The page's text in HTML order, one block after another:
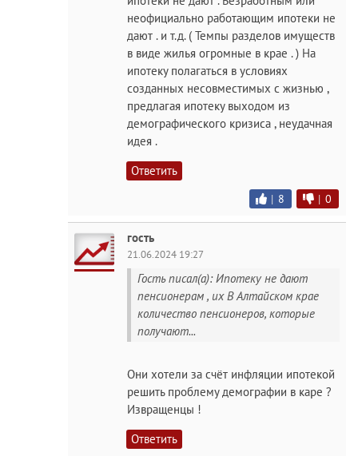
неофициально работающим ипотеки не
дают . и т.д. ( Темпы разделов имуществ
в виде жилья огромные в крае . ) На
ипотеку полагаться в условиях
созданных несовместимых с жизнью ,
предлагая ипотеку выходом из
демографического кризиса , неудачная
идея .
Ответить
| 8 | 0
гость
21.06.2024 19:27
Гость писал(а): Ипотеку не дают
пенсионерам , их В Алтайском крае
количество пенсионеров, которые
получают...
Они хотели за счёт инфляции ипотекой
решить проблему демографии в каре ?
Извращенцы !
Ответить